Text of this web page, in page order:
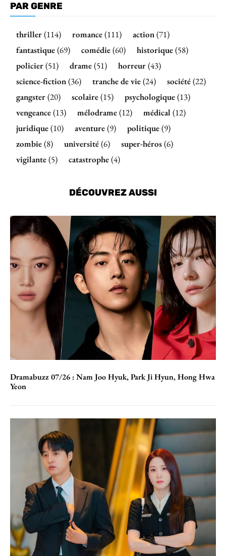
PAR GENRE
thriller(114) romance(111) action(71)
fantastique(69) comédie(60) historique(58)
policier(51) drame(51) horreur(43)
science-fiction(36) tranche de vie(24) société(22)
gangster(20) scolaire(15) psychologique(13)
vengeance(13) mélodrame(12) médical(12)
juridique(10) aventure(9) politique(9)
zombie(8) université(6) super-héros(6)
vigilante(5) catastrophe(4)
DÉCOUVREZ AUSSI
Dramabuzz 07/26 : Nam Joo Hyuk, Park Ji Hyun, Hong Hwa
Yeon